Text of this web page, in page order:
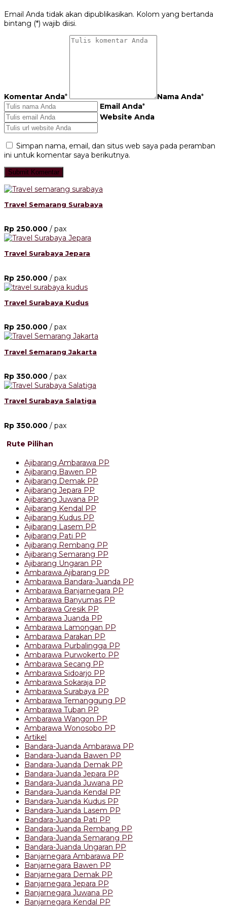
Email Anda tidak akan dipublikasikan. Kolom yang bertanda
bintang (*) wajib diisi.
Komentar Anda* Nama Anda*
Email Anda*
Website Anda
Simpan nama, email, dan situs web saya pada peramban
ini untuk komentar saya berikutnya.
Travel Semarang Surabaya
Rp 250.000 / pax
Travel Surabaya Jepara
Rp 250.000 / pax
Travel Surabaya Kudus
Rp 250.000 / pax
Travel Semarang Jakarta
Rp 350.000 / pax
Travel Surabaya Salatiga
Rp 350.000 / pax
Rute Pilihan
Ajibarang Ambarawa PP
Ajibarang Bawen PP
Ajibarang Demak PP
Ajibarang Jepara PP
Ajibarang Juwana PP
Ajibarang Kendal PP
Ajibarang Kudus PP
Ajibarang Lasem PP
Ajibarang Pati PP
Ajibarang Rembang PP
Ajibarang Semarang PP
Ajibarang Ungaran PP
Ambarawa Ajibarang PP
Ambarawa Bandara-Juanda PP
Ambarawa Banjarnegara PP
Ambarawa Banyumas PP
Ambarawa Gresik PP
Ambarawa Juanda PP
Ambarawa Lamongan PP
Ambarawa Parakan PP
Ambarawa Purbalingga PP
Ambarawa Purwokerto PP
Ambarawa Secang PP
Ambarawa Sidoarjo PP
Ambarawa Sokaraja PP
Ambarawa Surabaya PP
Ambarawa Temanggung PP
Ambarawa Tuban PP
Ambarawa Wangon PP
Ambarawa Wonosobo PP
Artikel
Bandara-Juanda Ambarawa PP
Bandara-Juanda Bawen PP
Bandara-Juanda Demak PP
Bandara-Juanda Jepara PP
Bandara-Juanda Juwana PP
Bandara-Juanda Kendal PP
Bandara-Juanda Kudus PP
Bandara-Juanda Lasem PP
Bandara-Juanda Pati PP
Bandara-Juanda Rembang PP
Bandara-Juanda Semarang PP
Bandara-Juanda Ungaran PP
Banjarnegara Ambarawa PP
Banjarnegara Bawen PP
Banjarnegara Demak PP
Banjarnegara Jepara PP
Banjarnegara Juwana PP
Banjarnegara Kendal PP